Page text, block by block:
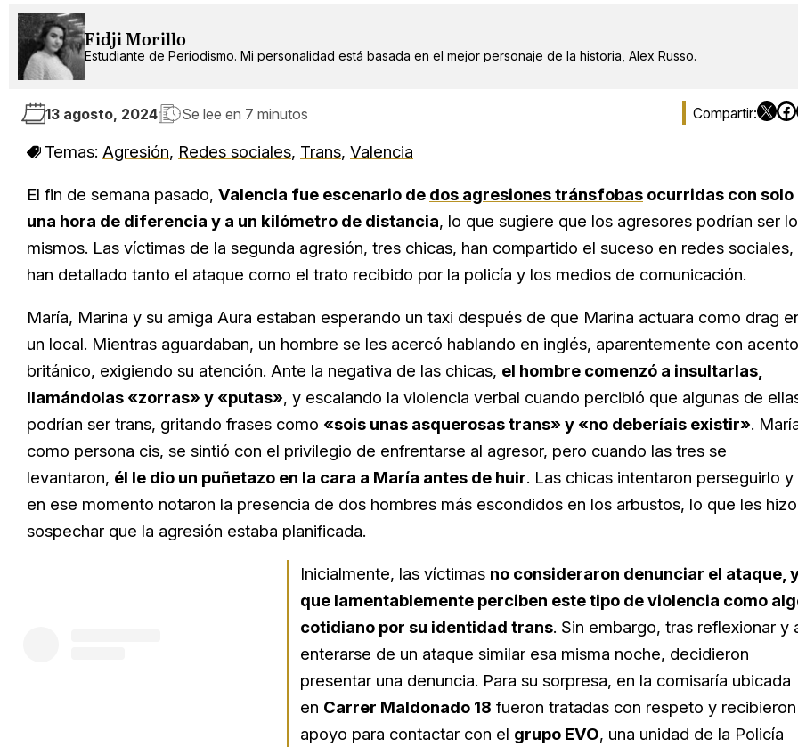
Fidji Morillo
Estudiante de Periodismo. Mi personalidad está basada en el mejor personaje de la historia, Alex Russo.
13 agosto, 2024 Se lee en 7 minutos
Temas: Agresión, Redes sociales, Trans, Valencia
El fin de semana pasado, Valencia fue escenario de dos agresiones tránsfobas ocurridas con solo
una hora de diferencia y a un kilómetro de distancia, lo que sugiere que los agresores podrían ser
mismos. Las víctimas de la segunda agresión, tres chicas, han compartido el suceso en redes sociales,
han detallado tanto el ataque como el trato recibido por la policía y los medios de comunicación.
María, Marina y su amiga Aura estaban esperando un taxi después de que Marina actuara como drag
un local. Mientras aguardaban, un hombre se les acercó hablando en inglés, aparentemente con acento
británico, exigiendo su atención. Ante la negativa de las chicas, el hombre comenzó a insultarlas,
llamándolas «zorras» y «putas», y escalando la violencia verbal cuando percibió que algunas de
podrían ser trans, gritando frases como «sois unas asquerosas trans» y «no deberíais existir».
como persona cis, se sintió con el privilegio de enfrentarse al agresor, pero cuando las tres se
levantaron, él le dio un puñetazo en la cara a María antes de huir. Las chicas intentaron perseguirlo y
en ese momento notaron la presencia de dos hombres más escondidos en los arbustos, lo que les hizo
sospechar que la agresión estaba planificada.
Inicialmente, las víctimas no consideraron denunciar el ataque,
que lamentablemente perciben este tipo de violencia como
cotidiano por su identidad trans. Sin embargo, tras reflexionar y
enterarse de un ataque similar esa misma noche, decidieron
presentar una denuncia. Para su sorpresa, en la comisaría ubicada
en Carrer Maldonado 18 fueron tratadas con respeto y recibieron
apoyo para contactar con el grupo EVO, una unidad de la Policía